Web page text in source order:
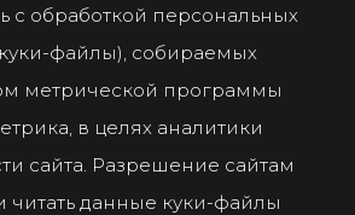
с обработкой персональных
файлы), собираемых
метрической программы
в целях аналитики
сайта. Разрешение сайтам
читать данные куки-файлы